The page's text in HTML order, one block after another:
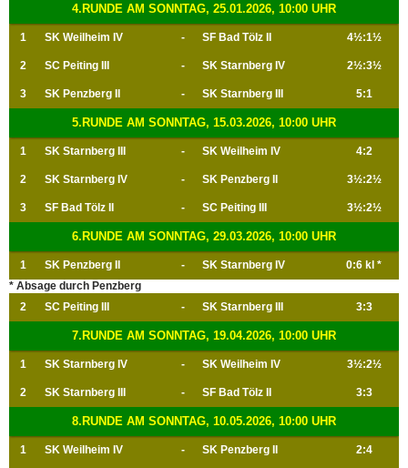
4.RUNDE AM SONNTAG, 25.01.2026, 10:00 UHR
1 SK Weilheim IV - SF Bad Tölz II 4½:1½
2 SC Peiting III - SK Starnberg IV 2½:3½
3 SK Penzberg II - SK Starnberg III 5:1
5.RUNDE AM SONNTAG, 15.03.2026, 10:00 UHR
1 SK Starnberg III - SK Weilheim IV 4:2
2 SK Starnberg IV - SK Penzberg II 3½:2½
3 SF Bad Tölz II - SC Peiting III 3½:2½
6.RUNDE AM SONNTAG, 29.03.2026, 10:00 UHR
1 SK Penzberg II - SK Starnberg IV
0:6 kl *
* Absage durch Penzberg
2
SC Peiting III - SK Starnberg III 3:3
7.RUNDE AM SONNTAG, 19.04.2026, 10:00 UHR
1 SK Starnberg IV - SK Weilheim IV 3½:2½
2 SK Starnberg III - SF Bad Tölz II 3:3
8.RUNDE AM SONNTAG, 10.05.2026, 10:00 UHR
1 SK Weilheim IV - SK Penzberg II 2:4